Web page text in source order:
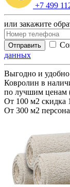
+7 499
или закажите
Отправить
данных
Выгодно и
Ковролин в
по лучшим ценам
От 100 м2 скидка
От 300 м2